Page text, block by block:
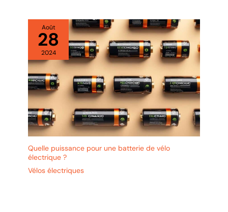
Août
28
2024
Quelle puissance pour une batterie de vélo
électrique ?
Vélos électriques